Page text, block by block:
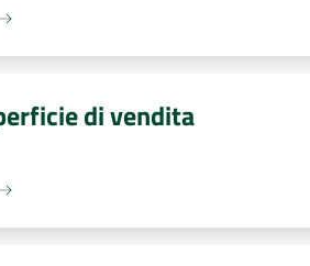
di vendita